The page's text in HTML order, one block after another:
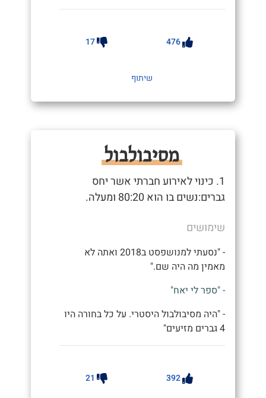
476
17
שיתוף
מסיבולבול
1. כינוי לאירוע חברתי אשר יחס
גברים:נשים בו הוא 80:20 ומעלה.
שימושים
- "נסעתי למנושפסט ב2018 ואתה לא
מאמין מה היה שם."
- "ספר לי יאח"
- "היה מסיבולבול היסטרי. על כל בחורה היו
4 גברים מזיעים"
392
21